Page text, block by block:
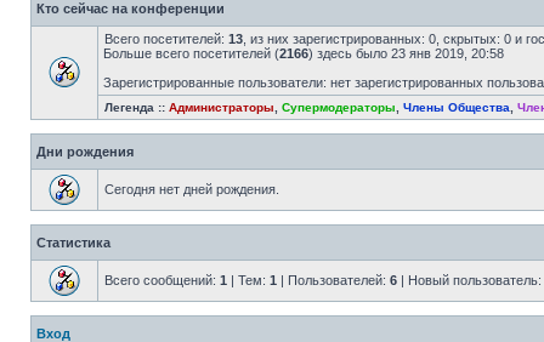
Кто сейчас на конференции
Всего посетителей: 13 , из них зарегистрированных: 0, скрытых: 0 и
Больше всего посетителей (2166) здесь было 23 янв 2019, 20:58
Зарегистрированные пользователи: нет зарегистрированных
Легенда :: Администраторы Супермодераторы Члены Общества
Дни рождения
Сегодня нет дней рождения.
Статистика
Всего сообщений: 1 | Тем: 1 | Пользователей: 6 | Новый пользователь:
Вход